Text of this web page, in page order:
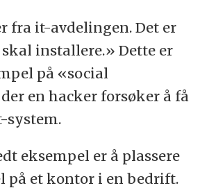
fra it-avdelingen. Det er
installere.» Dette er
på «social
en hacker forsøker å få
system.
eksempel er å plassere
på et kontor i en bedrift.